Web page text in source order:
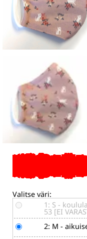
Valitse väri:
1: S -
53 [EI
2: M -